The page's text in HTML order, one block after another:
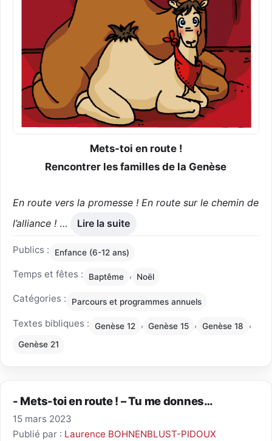
Mets-toi en route !
Rencontrer les familles de la Genèse
En route vers la promesse ! En route sur le chemin de
l’alliance ! … Lire la suite
Publics : Enfance (6-12 ans)
Temps et fêtes : Baptême , Noël
Catégories : Parcours et programmes annuels
Textes bibliques : Genèse 12 , Genèse 15 , Genèse 18 ,
Genèse 21
- Mets-toi en route ! – Tu me donnes…
15 mars 2023
Publié par : Laurence BOHNENBLUST-PIDOUX